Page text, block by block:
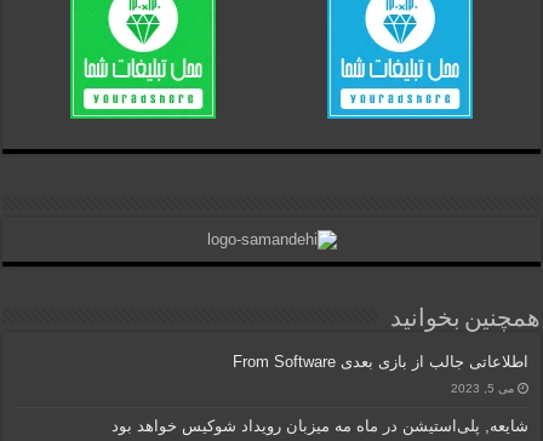
همچنین بخوانید
اطلاعاتی جالب از بازی بعدی From Software
می 5, 2023
شایعه, پلی‌استیشن در ماه مه میزبان رویداد شوکیس خواهد بود